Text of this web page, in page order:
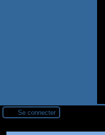
Se connecter